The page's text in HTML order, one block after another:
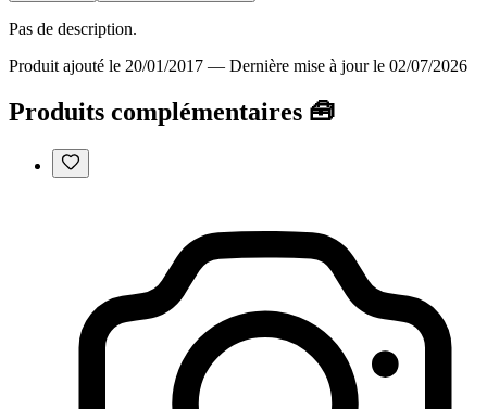
Pas de description.
Produit ajouté le 20/01/2017 — Dernière mise à jour le 02/07/2026
Produits complémentaires 🧰